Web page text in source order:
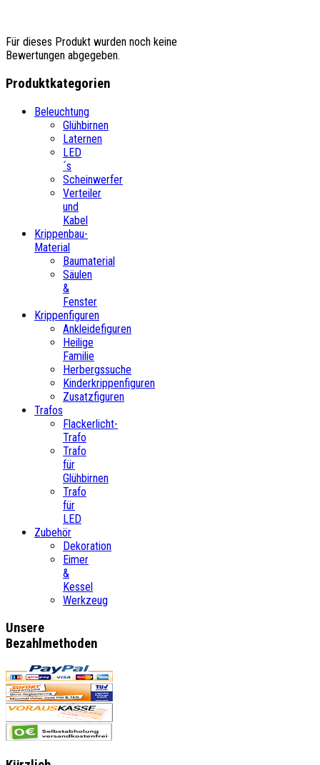
Für dieses Produkt wurden noch keine
Bewertungen abgegeben.
Produktkategorien
Beleuchtung
Glühbirnen
Laternen
LED
´s
Scheinwerfer
Verteiler
und
Kabel
Krippenbau-
Material
Baumaterial
Säulen
&
Fenster
Krippenfiguren
Ankleidefiguren
Heilige
Familie
Herbergssuche
Kinderkrippenfiguren
Zusatzfiguren
Trafos
Flackerlicht-
Trafo
Trafo
für
Glühbirnen
Trafo
für
LED
Zubehör
Dekoration
Eimer
&
Kessel
Werkzeug
Unsere
Bezahlmethoden